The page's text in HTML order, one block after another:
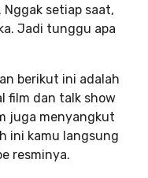
Nggak setiap saat,
Jadi tunggu apa
berikut ini adalah
film dan talk show
juga menyangkut
ini kamu langsung
resminya.